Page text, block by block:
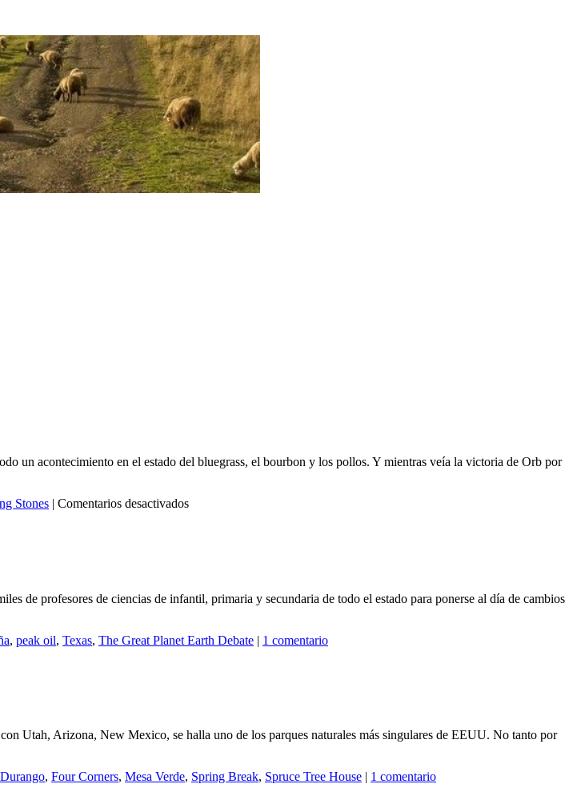
un acontecimiento en el estado del bluegrass, el bourbon y los pollos. Y mientras veía la victoria de Orb por
Stones | Comentarios desactivadosen
de profesores de ciencias de infantil, primaria y secundaria de todo el estado para ponerse al día de cambios
, peak oil, Texas, The Great Planet Earth Debate | 1 comentario
Utah, Arizona, New Mexico, se halla uno de los parques naturales más singulares de EEUU. No tanto por
Durango, Four Corners, Mesa Verde, Spring Break, Spruce Tree House | 1 comentario